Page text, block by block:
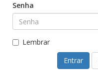
Senha
Lembrar